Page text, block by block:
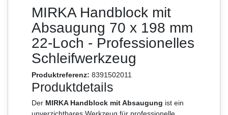
MIRKA Handblock mit
Absaugung 70 x 198 mm
22-Loch - Professionelles
Schleifwerkzeug
Produktreferenz: 8391502011
Produktdetails
Der MIRKA Handblock mit Absaugung ist ein